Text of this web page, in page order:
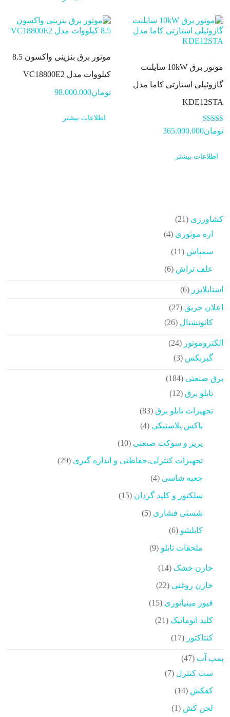
موتور برق 10kW سایلنت
گازوئیلی استارتی کاما مدل
KDE12STA
امتیاز
5.00
تومان365.000.000
اطلاعات بیشتر
موتور برق بنزینی واکسون 8.5
کیلووات مدل VC18800E2
تومان98.000.000
اطلاعات بیشتر
کشاورزی 21
21
محصولات اره موتوری 4
4
سمپاش 11
11
علف تراش 6
6
استابلایزر
6
6
اعلان حریق 27
27
محصولات
کانونشنال 26
26
الکتروموتور
24
24
گیربکس 3
3
برق صنعتی
184
184
تابلو برق 12
12
تجهیزات تابلو برق 83
83
محصولات
باکس پلاستیکی 4
4
پریز و سوکت صنعتی 10
10
محصولات
تجهیزات کنترلی،حفاظتی و اندازه گیری 29
29
جعبه شاسی 4
4
محصولات
سلکتور و کلید گردان 15
15
شستی فشاری 5
5
کابلشو 6
6
محصولات
ملحقات تابلو 9
9
خازن خشک
14
14
خازن روغنی 22
22
فیوز مینیاتوری 15
15
کلید اتوماتیک 21
21
کنتاکتور 17
17
پمپ آب
47
47
محصولاتست کنترل 7
7
کفکش 14
14
لجن کش 1
1